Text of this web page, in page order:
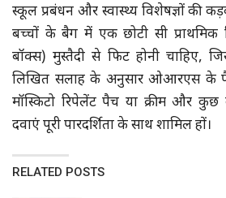
स्कूल प्रबंधन और स्वास्थ्य विशेषज्ञों की
बच्चों के बैग में एक छोटी सी प्राथमिक
बॉक्स) मुस्तैदी से फिट होनी चाहिए,
लिखित सलाह के अनुसार ओआरएस के
मॉस्किटो रिपेलेंट पैच या क्रीम और कुछ
दवाएं पूरी पारदर्शिता के साथ शामिल हों।
RELATED POSTS